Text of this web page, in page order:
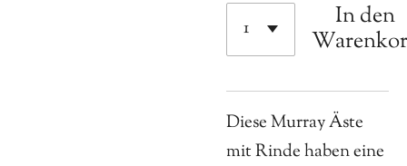
In den
Diese Murray Äste
mit Rinde haben eine